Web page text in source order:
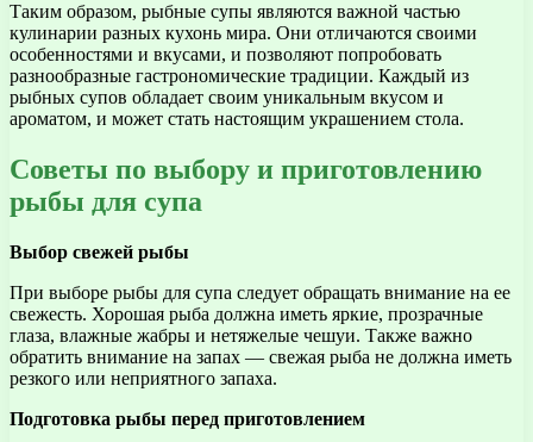
Таким образом, рыбные супы являются важной частью
кулинарии разных кухонь мира. Они отличаются своими
особенностями и вкусами, и позволяют попробовать
разнообразные гастрономические традиции. Каждый из
рыбных супов обладает своим уникальным вкусом и
ароматом, и может стать настоящим украшением стола.
Советы по выбору и приготовлению
рыбы для супа
Выбор свежей рыбы
При выборе рыбы для супа следует обращать внимание на ее
свежесть. Хорошая рыба должна иметь яркие, прозрачные
глаза, влажные жабры и нетяжелые чешуи. Также важно
обратить внимание на запах — свежая рыба не должна иметь
резкого или неприятного запаха.
Подготовка рыбы перед приготовлением